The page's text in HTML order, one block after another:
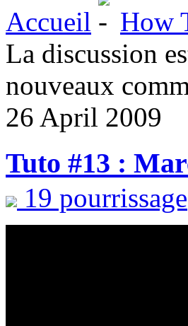
Accueil
How
La discussion
nouveaux
26 April 2009
Tuto #13 :
19